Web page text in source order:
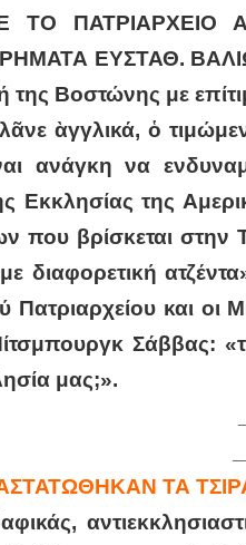
ΤΟ
ΕΥΣΤΑΘ.
της Βοστώνης με
ὰγγλικά, ὁ
ανάγκη να
Εκκλησίας της
βρίσκεται στην
διαφορετική
Πατριαρχείου και
Σάββας:
μας;».
ΤΑ